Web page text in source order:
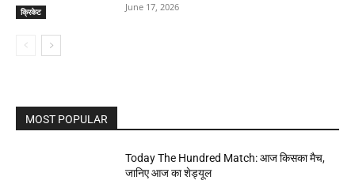
क्रिकेट June 17, 2026
MOST POPULAR
Today The Hundred Match: आज किसका मैच,
जानिए आज का शेड्यूल